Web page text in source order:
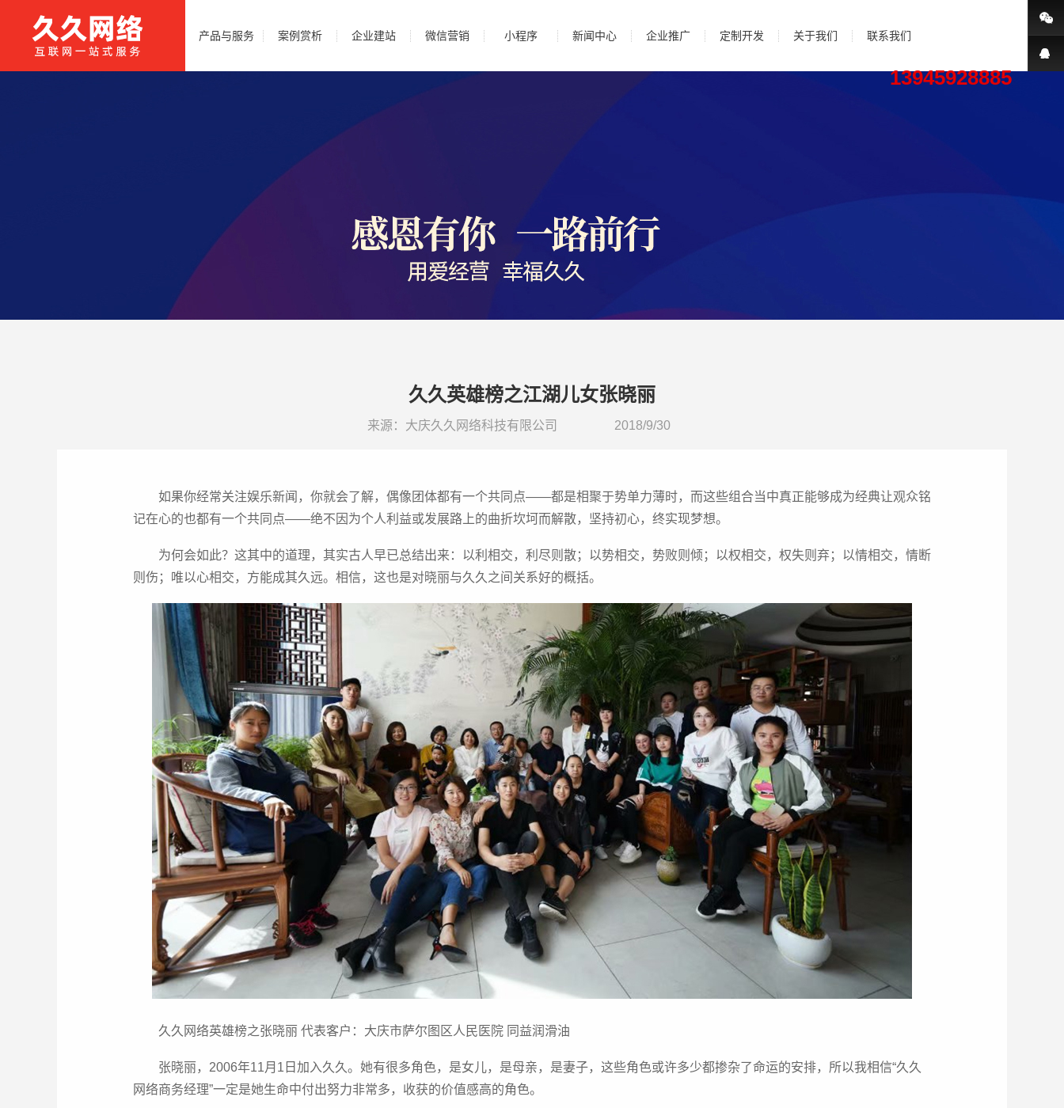
产品与服务 案例赏析 企业建站 微信营销 小程序 新闻中心 企业推广 定制开发 关于我们 联系我们
13945928885
久久英雄榜之江湖儿女张晓丽
来源： 大庆久久网络科技有限公司 2018/9/30
如果你经常关注娱乐新闻，你就会了解，偶像团体都有一个共同点——都是相聚于势单力薄时，而这些组合当中真正能够成为经典让观众铭
记在心的也都有一个共同点——绝不因为个人利益或发展路上的曲折坎坷而解散，坚持初心，终实现梦想。
为何会如此？这其中的道理，其实古人早已总结出来：以利相交，利尽则散；以势相交，势败则倾；以权相交，权失则弃；以情相交，情断
则伤；唯以心相交，方能成其久远。相信，这也是对晓丽与久久之间关系好的概括。
久久网络英雄榜之张晓丽 代表客户：大庆市萨尔图区人民医院 同益润滑油
张晓丽，2006年11月1日加入久久。她有很多角色，是女儿，是母亲，是妻子，这些角色或许多少都掺杂了命运的安排，所以我相信“久久
网络商务经理”一定是她生命中付出努力非常多，收获的价值感高的角色。